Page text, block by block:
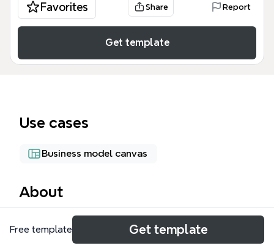
Favorites Share Report
Get template
Use cases
Business model canvas
About
あおい龍MAPは、占い師や鑑定士がビジネスを円滑
に進めるための「全体の運用」から「顧客心理」の設
Free template Get template